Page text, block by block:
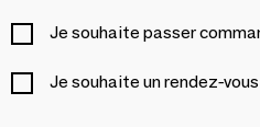
Je souhaite passer
Je souhaite un rendez-